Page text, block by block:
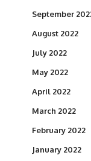
September
August 2022
July 2022
May 2022
April 2022
March 2022
February 2022
January 2022